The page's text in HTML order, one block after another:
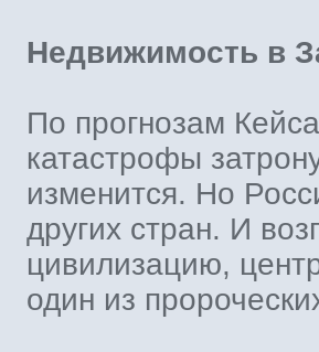
Недвижимость в
По прогнозам
катастрофы
изменится. Но
других стран. И
цивилизацию,
один из